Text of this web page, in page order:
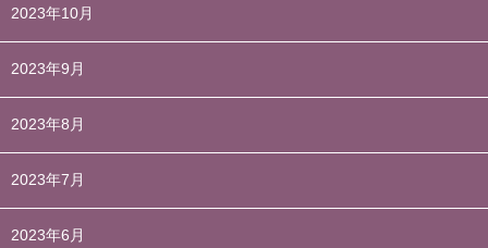
2023年10月
2023年9月
2023年8月
2023年7月
2023年6月